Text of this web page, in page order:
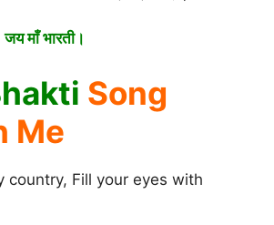
जय माँ भारती।
Song
Me
country, Fill your eyes with